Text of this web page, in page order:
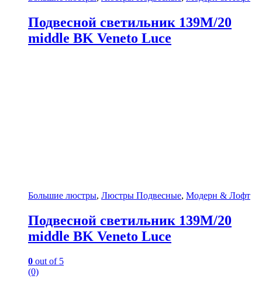
Подвесной светильник 139M/20
middle BK Veneto Luce
Большие люстры, Люстры Подвесные, Модерн & Лофт
Подвесной светильник 139M/20
middle BK Veneto Luce
0 out of 5
(0)